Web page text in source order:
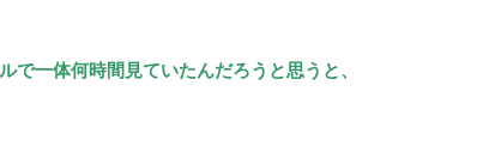
一体何時間見ていたんだろうと思うと、